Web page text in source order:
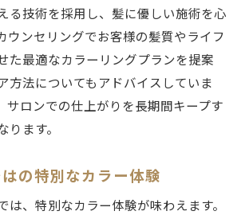
る技術を採用し、髪に優しい施術を心
ウンセリングでお客様の髪質やライフ
た最適なカラーリングプランを提案
方法についてもアドバイスしていま
サロンでの仕上がりを長期間キープす
ります。
の特別なカラー体験
は、特別なカラー体験が味わえます。